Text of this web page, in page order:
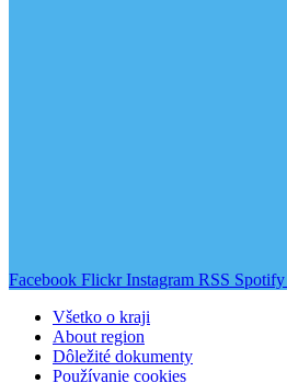
Facebook Flickr Instagram RSS Spotify
Všetko o kraji
About region
Dôležité dokumenty
Používanie cookies